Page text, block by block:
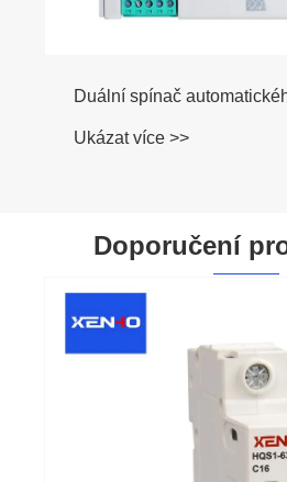
Duální spínač
Ukázat více >>
Doporučení